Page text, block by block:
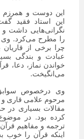
این دوست و همرزم
این استاد فقید
نگرانی‌هایی داشت و
را مطرح می‌کرد. وی
چرا برخی از قاریان
عبادت و بندگی
خواندن نماز، دعا،
می‌انگیخت.
وی درخصوص
مرحوم علامی قاری و
مقالات بسیاری در
کرده بود. در
ترجمه و مفاهیم
اینکه قرآن را خوب